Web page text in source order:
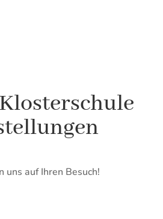
uns auf Ihren Besuch!